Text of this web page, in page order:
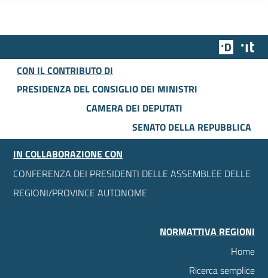
Team
CON IL CONTRIBUTO DI
PRESIDENZA DEL CONSIGLIO DEI MINISTRI
CAMERA DEI DEPUTATI
SENATO DELLA REPUBBLICA
IN COLLABORAZIONE CON
CONFERENZA DEI PRESIDENTI DELLE ASSEMBLEE DELLE
REGIONI/PROVINCE AUTONOME
NORMATTIVA REGIONI
Home
Ricerca semplice